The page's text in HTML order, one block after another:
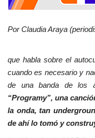
Por Claudia Araya
que habla sobre el
cuando es necesario y
de una banda de los
“Programy”, una
la onda, tan
de ahí lo tomó y